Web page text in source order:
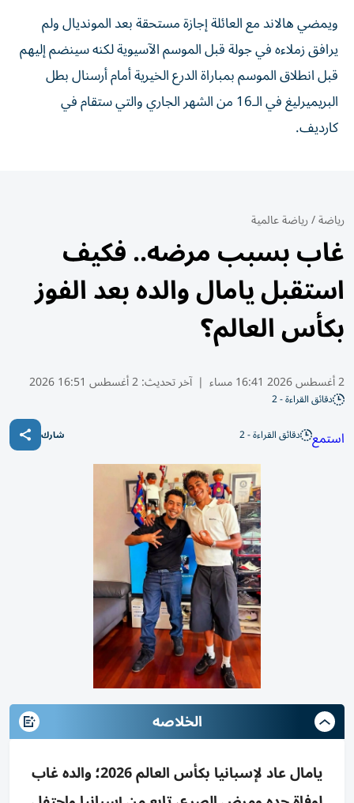
ويمضي هالاند مع العائلة إجازة مستحقة بعد المونديال ولم
يرافق زملاءه في جولة قبل الموسم الآسيوية لكنه سينضم إليهم
قبل انطلاق الموسم بمباراة الدرع الخيرية أمام أرسنال بطل
البريميرليغ في الـ16 من الشهر الجاري والتي ستقام في
كارديف.
رياضة/رياضة عالمية
غاب بسبب مرضه.. فكيف
استقبل يامال والده بعد الفوز
بكأس العالم؟
2 أغسطس 2026 16:41 مساء | آخر تحديث:2 أغسطس 16:51 2026
دقائق القراءة - 2
استمع دقائق القراءة - 2 شارك
الخلاصه
يامال عاد لإسبانيا بكأس العالم 2026؛ والده غاب